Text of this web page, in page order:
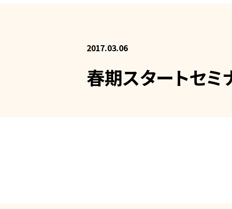
2017.03.06
春期スタートセミ